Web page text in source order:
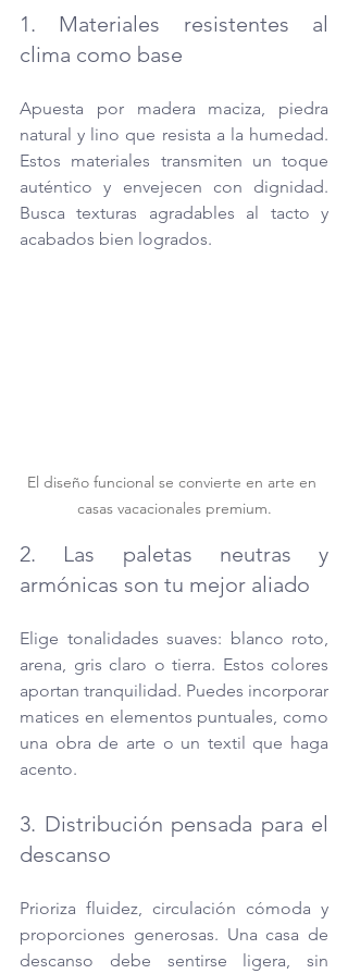
1. Materiales resistentes al
clima como base
Apuesta por madera maciza, piedra
natural y lino que resista a la humedad.
Estos materiales transmiten un toque
auténtico y envejecen con dignidad.
Busca texturas agradables al tacto y
acabados bien logrados.
El diseño funcional se convierte en arte en
casas vacacionales premium.
2. Las paletas neutras y
armónicas son tu mejor aliado
Elige tonalidades suaves: blanco roto,
arena, gris claro o tierra. Estos colores
aportan tranquilidad. Puedes incorporar
matices en elementos puntuales, como
una obra de arte o un textil que haga
acento.
3. Distribución pensada para el
descanso
Prioriza fluidez, circulación cómoda y
proporciones generosas. Una casa de
descanso debe sentirse ligera, sin